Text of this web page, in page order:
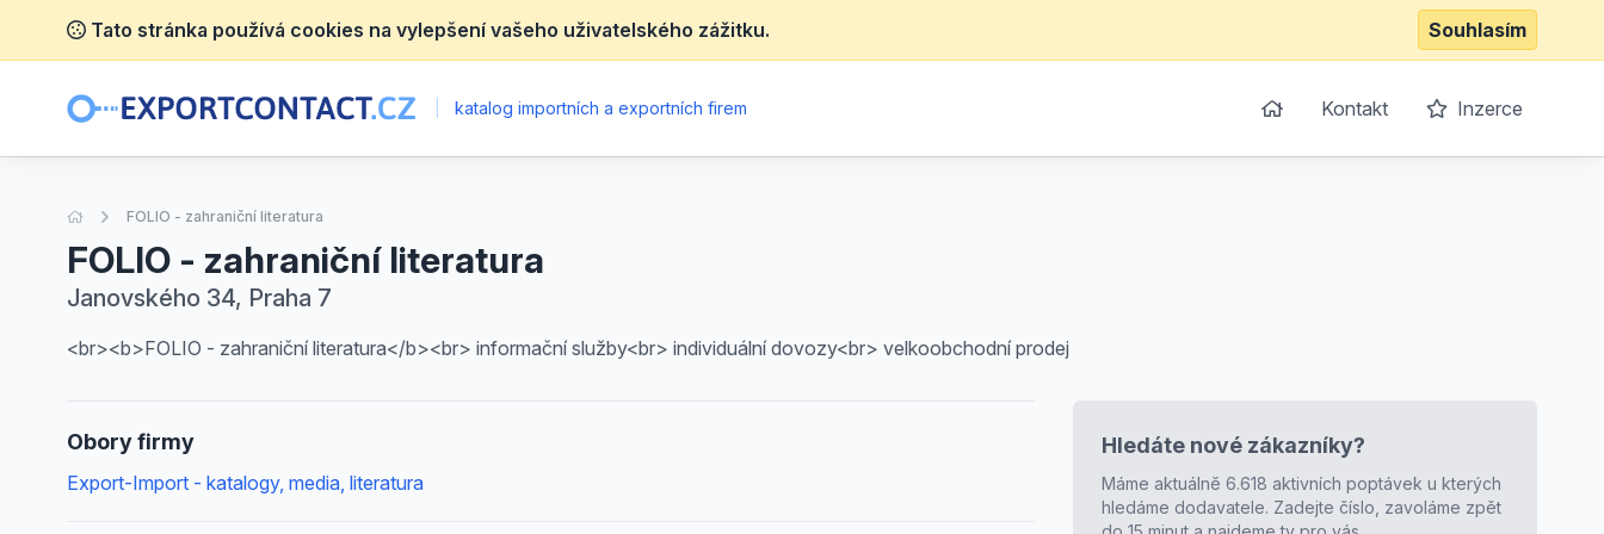
Tato stránka používá cookies na vylepšení vašeho uživatelského zážitku. Souhlasím
katalog importních a exportních firem Kontakt Inzerce
Úvodní stránka
FOLIO - zahraniční literatura
FOLIO - zahraniční literatura
Janovského 34, Praha 7
<br><b>FOLIO - zahraniční literatura</b><br> informační služby<br> individuální dovozy<br> velkoobchodní prodej
Obory firmy
Export-Import - katalogy, media, literatura
Hledáte nové zákazníky?
Máme aktuálně 6.618 aktivních poptávek u kterých
hledáme dodavatele. Zadejte číslo, zavoláme zpět